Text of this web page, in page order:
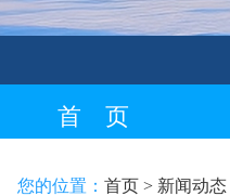
首 页
藏语专栏
您的位置： 首页 > 新闻动态